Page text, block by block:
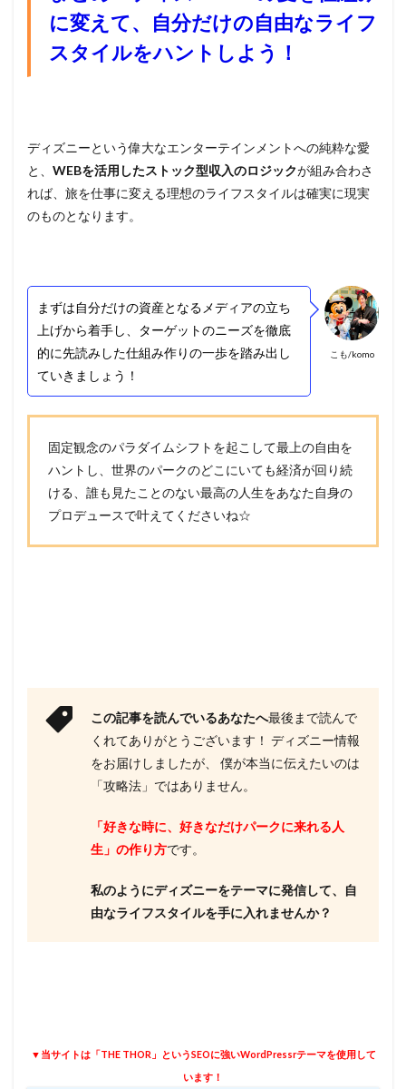
に変えて、自分だけの自由なライフ
スタイルをハントしよう！
ディズニーという偉大なエンターテインメントへの純粋な愛
と、 WEBを活用したストック型収入のロジックが組み合わさ
れば、旅を仕事に変える理想のライフスタイルは確実に現実
のものとなります。
こも/komo
まずは自分だけの資産となるメディアの立ち
上げから着手し、ターゲットのニーズを徹底
的に先読みした仕組み作りの一歩を踏み出し
ていきましょう！
固定観念のパラダイムシフトを起こして最上の自由を
ハントし、世界のパークのどこにいても経済が回り続
ける、誰も見たことのない最高の人生をあなた自身の
プロデュースで叶えてくださいね☆
この記事を読んでいるあなたへ最後まで読んで
くれてありがとうございます！ ディズニー情報
をお届けしましたが、 僕が本当に伝えたいのは
「攻略法」ではありません。
「好きな時に、好きなだけパークに来れる人
生」の作り方です。
私のようにディズニーをテーマに発信して、自
由なライフスタイルを手に入れませんか？
▼当サイトは「THE THOR」というSEOに強いWordPressrテーマを使用して
います！